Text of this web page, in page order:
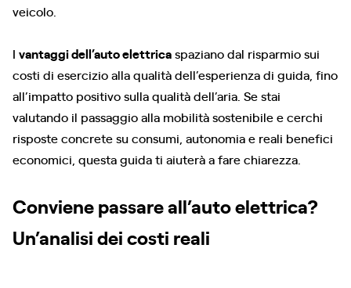
veicolo.
I vantaggi dell’auto elettricaspaziano dal risparmio sui
costi di esercizio alla qualità dell’esperienza di guida, fino
all’impatto positivo sulla qualità dell’aria. Se stai
valutando il passaggio alla mobilità sostenibile e cerchi
risposte concrete su consumi, autonomia e reali benefici
economici, questa guida ti aiuterà a fare chiarezza.
Conviene passare all’auto elettrica?
Un’analisi dei costi reali